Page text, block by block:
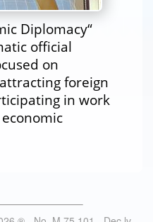
Diplomacy“
official
on
foreign
in work